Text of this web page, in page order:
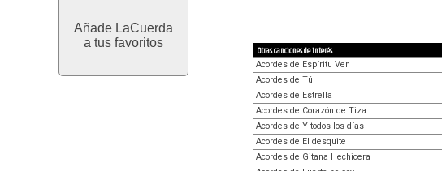
Añade LaCuerda
a tus favoritos
Otras canciones de interés
Acordes de Espíritu Ven
Acordes de Tú
Acordes de Estrella
Acordes de Corazón de Tiza
Acordes de Y todos los días
Acordes de El desquite
Acordes de Gitana Hechicera